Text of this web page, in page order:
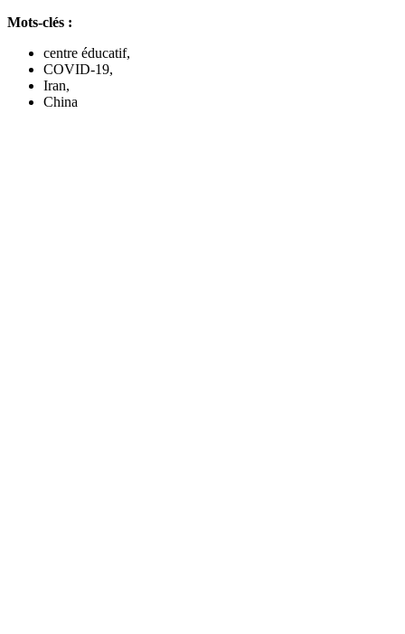
Mots-clés :
centre éducatif,
COVID-19,
Iran,
China